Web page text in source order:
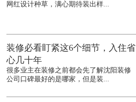
网红设计种草，满心期待装出样...
装修必看盯紧这6个细节，入住省
心几十年
很多业主在装修之前都会先了解沈阳装修
公司口碑最好的是哪家，但是装...